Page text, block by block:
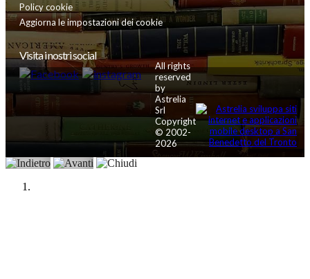
Policy cookie
Aggiorna le impostazioni dei cookie
Visita i nostri social
All rights
reserved
by
Astrelia
Srl
Copyright
© 2002-
2026